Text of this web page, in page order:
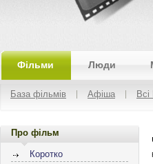
Фільми Люди
База фільмів Афіша Всі
Про фільм
Коротко